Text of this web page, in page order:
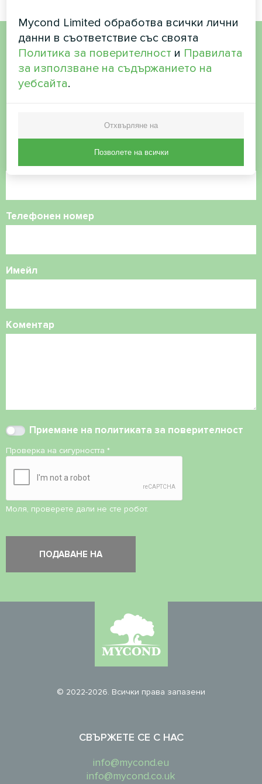
Искате да купите или
имате въпроси?
Телефонен номер
Имейл
Коментар
Приемане на политиката за поверителност
Проверка на сигурността *
Моля, проверете дали не сте робот.
© 2022-2026. Всички права запазени
СВЪРЖЕТЕ СЕ С НАС
info@mycond.eu
info@mycond.co.uk
Mycond Limited обработва всички лични
данни в съответствие със своята
Политика за поверителност и Правилата
за използване на съдържанието на
уебсайта.
Отхвърляне на
Позволете на всички